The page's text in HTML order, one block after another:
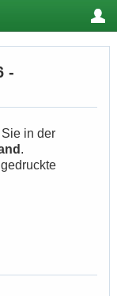
-
in der
.